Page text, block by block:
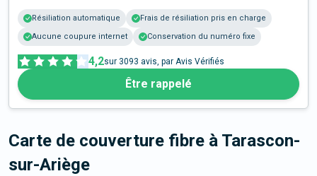
Résiliation automatique
Frais de résiliation pris en charge
Aucune coupure internet
Conservation du numéro fixe
4,2sur 3093 avis, par Avis Vérifiés
Être rappelé
Carte de couverture fibre à Tarascon-
sur-Ariège